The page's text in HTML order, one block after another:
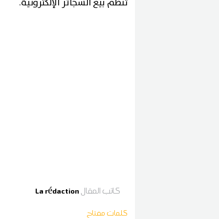
كاتب المقال La rédaction
كلمات مفتاح